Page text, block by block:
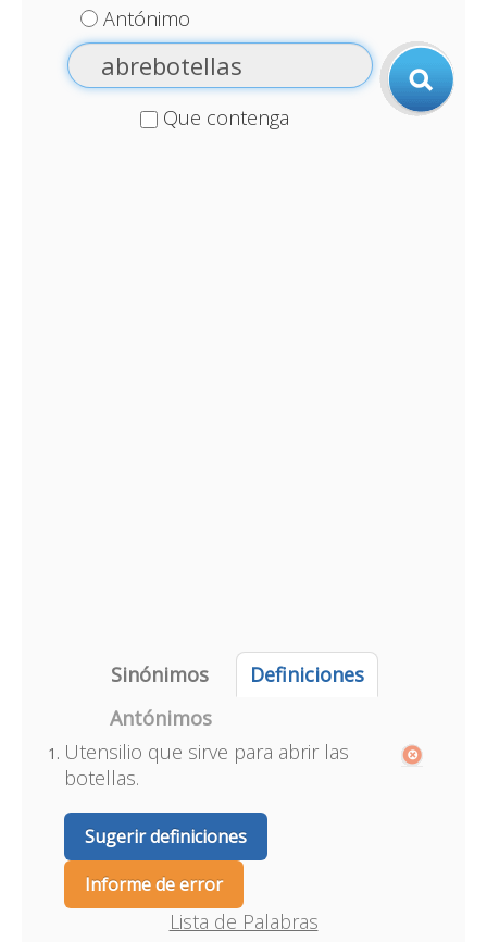
Antónimo
Que contenga
Sinónimos
Definiciones
Antónimos
Utensilio que sirve para abrir las
botellas.
Sugerir definiciones
Informe de error
Lista de Palabras